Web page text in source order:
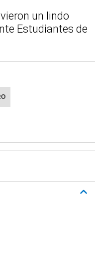
un lindo
Estudiantes de